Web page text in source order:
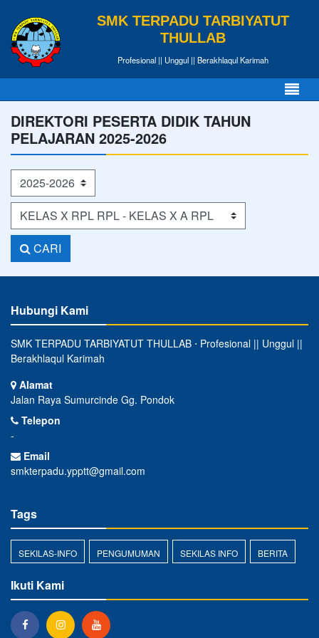
SMK TERPADU TARBIYATUT
THULLAB
Profesional || Unggul || Berakhlaqul Karimah
DIREKTORI PESERTA DIDIK TAHUN
PELAJARAN 2025-2026
Tahun Pelajaran
Kelas
CARI
Hubungi Kami
SMK TERPADU TARBIYATUT THULLAB ⋅ Profesional || Unggul ||
Berakhlaqul Karimah
Alamat
Jalan Raya Sumurcinde Gg. Pondok
Telepon
-
Email
smkterpadu.ypptt@gmail.com
Tags
SEKILAS-INFO PENGUMUMAN SEKILAS INFO BERITA
Ikuti Kami